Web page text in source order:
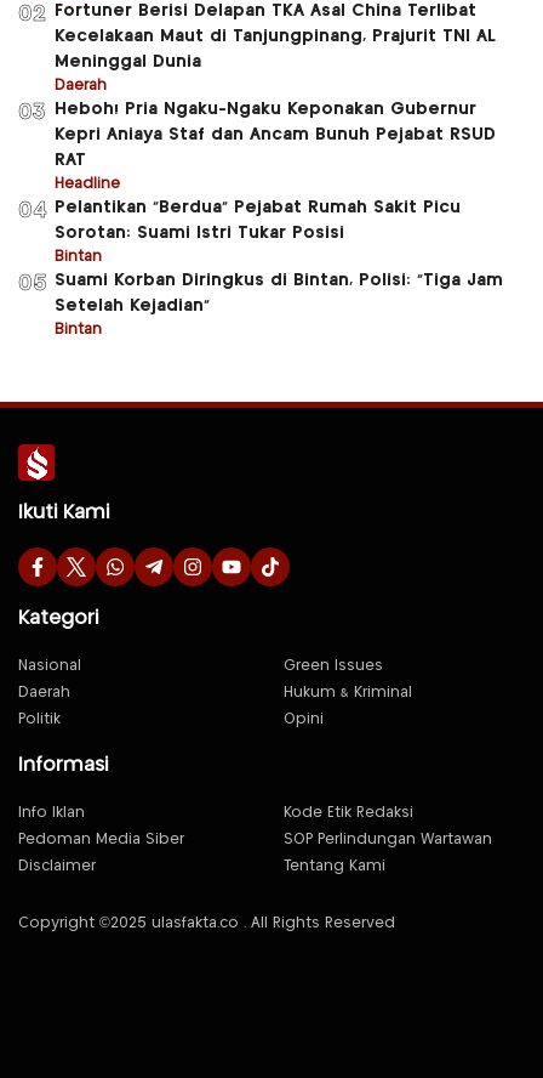
02
Fortuner Berisi Delapan TKA Asal China Terlibat
Kecelakaan Maut di Tanjungpinang, Prajurit TNI AL
Meninggal Dunia
Daerah
03
Heboh! Pria Ngaku-Ngaku Keponakan Gubernur
Kepri Aniaya Staf dan Ancam Bunuh Pejabat RSUD
RAT
Headline
04
Pelantikan “Berdua” Pejabat Rumah Sakit Picu
Sorotan: Suami Istri Tukar Posisi
Bintan
05 Suami Korban Diringkus di Bintan, Polisi: “Tiga Jam
Setelah Kejadian”
Bintan
Ikuti Kami
Kategori
Nasional
Green Issues
Daerah
Hukum & Kriminal
Politik
Opini
Informasi
Info Iklan
Kode Etik Redaksi
Pedoman Media Siber
SOP Perlindungan Wartawan
Disclaimer
Tentang Kami
Copyright ©2025 ulasfakta.co . All Rights Reserved